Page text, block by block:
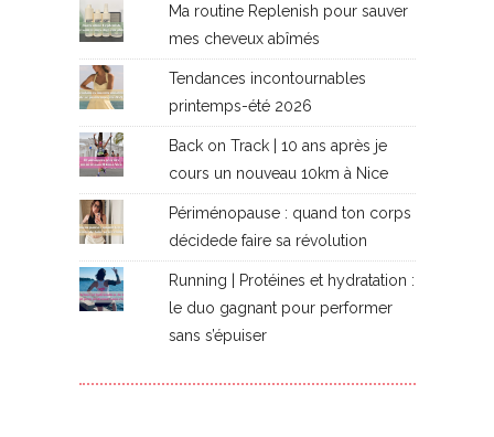
Ma routine Replenish pour sauver
mes cheveux abîmés
Tendances incontournables
printemps-été 2026
Back on Track | 10 ans après je
cours un nouveau 10km à Nice
Périménopause : quand ton corps
décidede faire sa révolution
Running | Protéines et hydratation :
le duo gagnant pour performer
sans s’épuiser